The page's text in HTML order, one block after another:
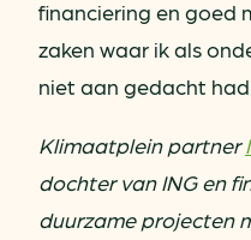
financiering en goed
zaken waar ik als
niet aan gedacht
Klimaatplein partner
dochter van ING en
duurzame projecten